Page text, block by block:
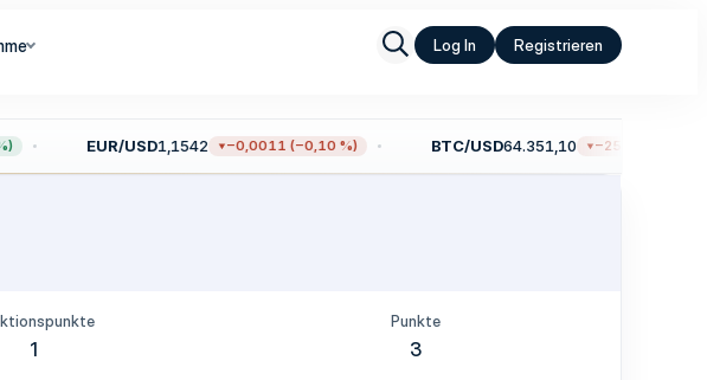
Log In Registrieren
EUR/USD1,1542 −0,0011 (−0,10 %) BTC/USD64.351,10 −251,22 (−0,39 %)
1
Punkte
3